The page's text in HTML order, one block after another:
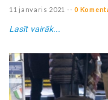
11 janvaris 2021 -- 0
Lasīt vairāk...